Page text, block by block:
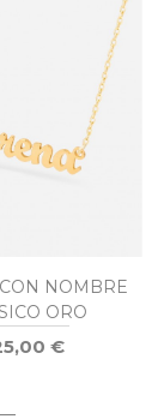
NOMBRE
ORO
€